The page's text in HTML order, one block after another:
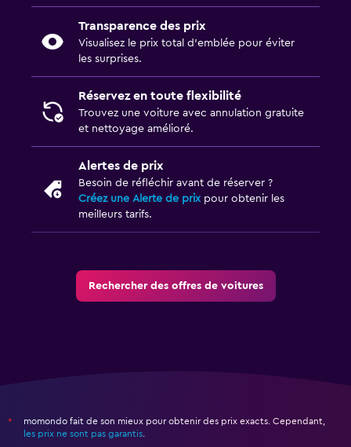
Transparence des prix
Visualisez le prix total d’emblée pour éviter
les surprises.
Réservez en toute flexibilité
Trouvez une voiture avec annulation gratuite
et nettoyage amélioré.
Alertes de prix
Besoin de réfléchir avant de réserver ?
Créez une Alerte de prixpour obtenir les
meilleurs tarifs.
Rechercher des offres de voitures
*
momondo fait de son mieux pour obtenir des prix exacts. Cependant,
les prix ne sont pas garantis.